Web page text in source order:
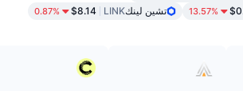
13.57% تشين لينكLINK
$8.14
0.87%